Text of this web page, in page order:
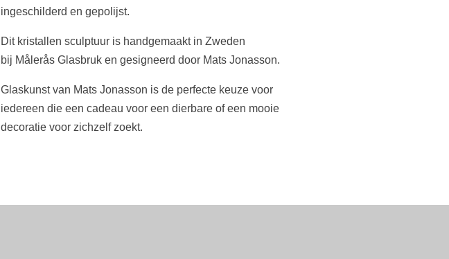
ingeschilderd en gepolijst.
Dit kristallen sculptuur is handgemaakt in Zweden
bij Målerås Glasbruk en gesigneerd door Mats Jonasson.
Glaskunst van Mats Jonasson is de perfecte keuze voor
iedereen die een cadeau voor een dierbare of een mooie
decoratie voor zichzelf zoekt.